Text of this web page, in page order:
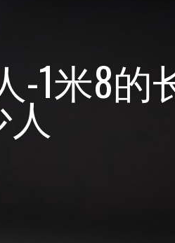
-1米8的